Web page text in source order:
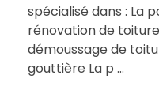
spécialisé dans : La
rénovation de
démoussage de
gouttière La p ...